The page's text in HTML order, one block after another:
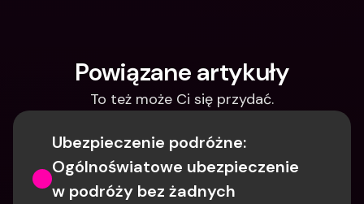
Powiązane artykuły
To też może Ci się przydać.
Ubezpieczenie podróżne:
Ogólnoświatowe ubezpieczenie
w podróży bez żadnych